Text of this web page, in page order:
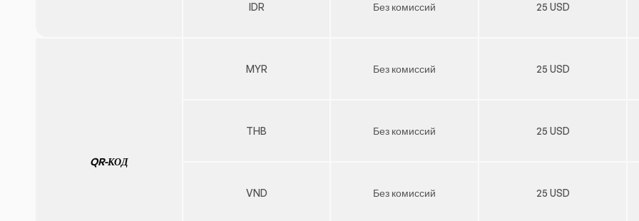
IDR Без комиссий 25 USD
QR-КОД
MYR Без комиссий 25 USD
THB Без комиссий 25 USD
VND Без комиссий 25 USD